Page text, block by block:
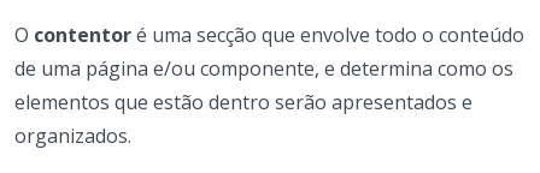
O contentoré uma secção que envolve todo o conteúdo
de uma página e/ou componente, e determina como os
elementos que estão dentro serão apresentados e
organizados.